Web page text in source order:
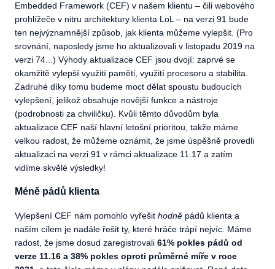
Embedded Framework (CEF) v našem klientu – čili webového
prohlížeče v nitru architektury klienta LoL – na verzi 91 bude
ten nejvýznamnější způsob, jak klienta můžeme vylepšit. (Pro
srovnání, naposledy jsme ho aktualizovali v listopadu 2019 na
verzi 74...) Výhody aktualizace CEF jsou dvojí: zaprvé se
okamžitě vylepší využití paměti, využití procesoru a stabilita.
Zadruhé díky tomu budeme moct dělat spoustu budoucích
vylepšení, jelikož obsahuje novější funkce a nástroje
(podrobnosti za chviličku). Kvůli těmto důvodům byla
aktualizace CEF naší hlavní letošní prioritou, takže máme
velkou radost, že můžeme oznámit, že jsme úspěšně provedli
aktualizaci na verzi 91 v rámci aktualizace 11.17 a zatím
vidíme skvělé výsledky!
Méně pádů klienta
Vylepšení CEF nám pomohlo vyřešit hodně pádů klienta a
naším cílem je nadále řešit ty, které hráče trápí nejvíc. Máme
radost, že jsme dosud zaregistrovali 61% pokles pádů od
verze 11.16 a 38% pokles oproti průměrné míře v roce